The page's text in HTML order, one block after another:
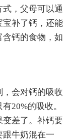
，父母可以通
宝补了钙，还能
钙的食物，如
会对钙的吸收
20%的吸收。
变差了。补钙要
牛奶混在一